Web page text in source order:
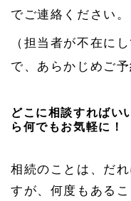
でご連絡ください。
（担当者が不在に
で、あらかじめご
どこに相談すればい
ら何でもお気軽に！
相続のことは、だ
すが、何度もあるこ